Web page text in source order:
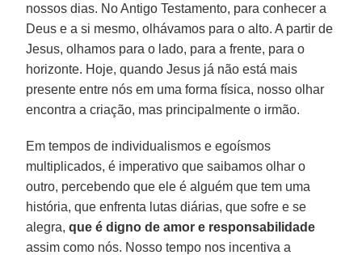
nossos dias. No Antigo Testamento, para conhecer a
Deus e a si mesmo, olhávamos para o alto. A partir de
Jesus, olhamos para o lado, para a frente, para o
horizonte. Hoje, quando Jesus já não está mais
presente entre nós em uma forma física, nosso olhar
encontra a criação, mas principalmente o irmão.
Em tempos de individualismos e egoísmos
multiplicados, é imperativo que saibamos olhar o
outro, percebendo que ele é alguém que tem uma
história, que enfrenta lutas diárias, que sofre e se
alegra,que é digno de amor e responsabilidade
assim como nós. Nosso tempo nos incentiva a